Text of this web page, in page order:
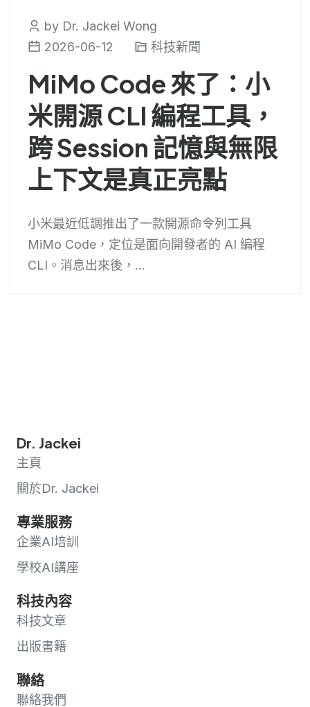
by Dr. Jackei Wong
2026-06-12
科技新聞
MiMo Code 來了：小
米開源 CLI 編程工具，
跨 Session 記憶與無限
上下文是真正亮點
小米最近低調推出了一款開源命令列工具
MiMo Code，定位是面向開發者的 AI 編程
CLI。消息出來後，...
Dr. Jackei
主頁
關於Dr. Jackei
專業服務
企業AI培訓
學校AI講座
科技內容
科技文章
出版書籍
聯絡
聯絡我們